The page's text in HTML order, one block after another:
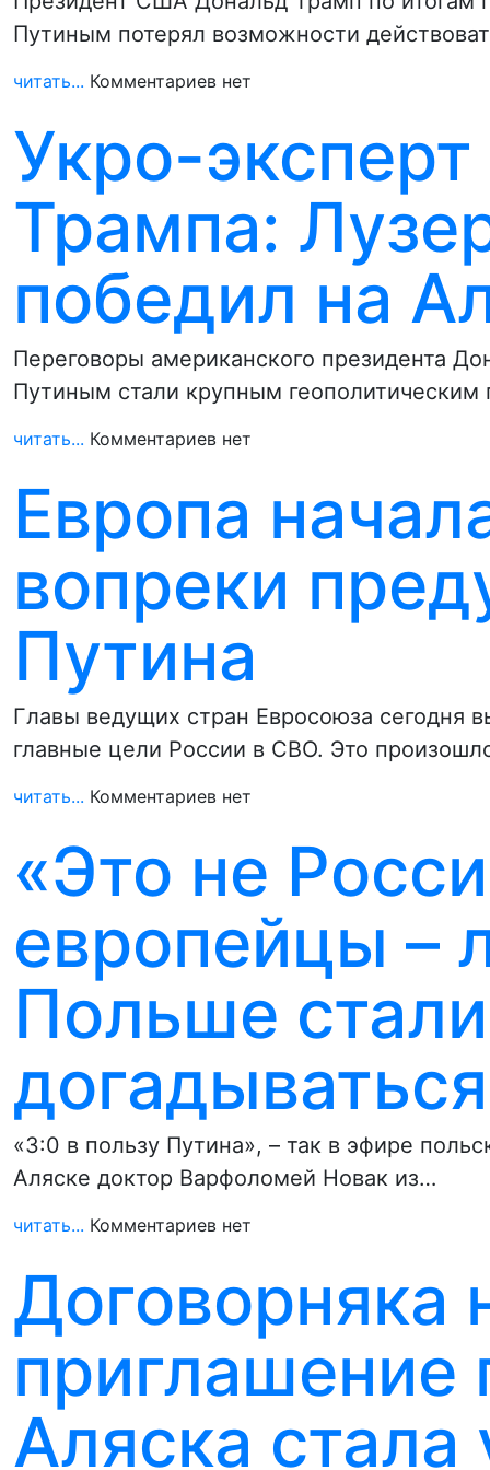
Путиным потерял возможности
читать... Комментариев нет
Укро-
Трампа:
победил на
Переговоры американского президента
Путиным стали крупным
читать... Комментариев нет
Европа
вопреки
Путина
Главы ведущих стран Евросоюза сегодня
главные цели России в СВО. Это
читать... Комментариев нет
«Это не
европейцы –
Польше
догадываться
«3:0 в пользу Путина», – так в эфире
Аляске доктор Варфоломей Новак из…
читать... Комментариев нет
Договорняка
приглашение
Аляска